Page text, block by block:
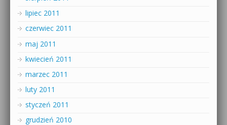
lipiec 2011
czerwiec 2011
maj 2011
kwiecień 2011
marzec 2011
luty 2011
styczeń 2011
grudzień 2010